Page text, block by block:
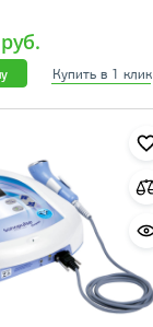
Купить в 1 клик